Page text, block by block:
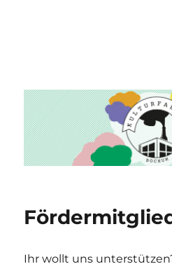
Ihr wollt uns